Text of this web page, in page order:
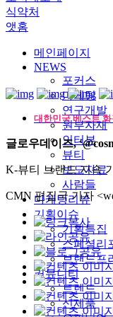
식약처
앳홈
메인페이지
NEWS
포커스
마케팅
연구개발
원부자재
인터뷰
뷰티
보도자료
사람들
마케팅리뷰
기획이슈
기획특집
스페셜리
브랜드프
커뮤니티
트렌드
신제품
대한민국 베스트
글로우데이즈,
K-뷰티 브랜드 지속
CMN 편집국 기자